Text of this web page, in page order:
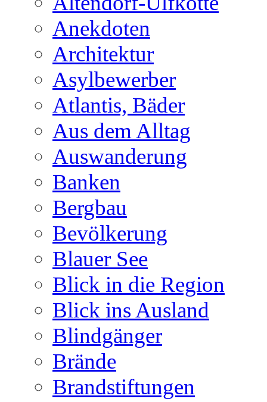
Anekdoten
Architektur
Asylbewerber
Atlantis, Bäder
Aus dem Alltag
Auswanderung
Banken
Bergbau
Bevölkerung
Blauer See
Blick in die Region
Blick ins Ausland
Blindgänger
Brände
Brandstiftungen